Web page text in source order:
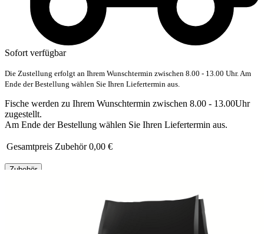
Sofort verfügbar
Die Zustellung erfolgt an Ihrem Wunschtermin zwischen 8.00 - 13.00 Uhr. Am
Ende der Bestellung wählen Sie Ihren Liefertermin aus.
Fische werden zu Ihrem Wunschtermin zwischen 8.00 - 13.00Uhr
zugestellt.
Am Ende der Bestellung wählen Sie Ihren Liefertermin aus.
Gesamtpreis Zubehör 0,00 €
Zubehör